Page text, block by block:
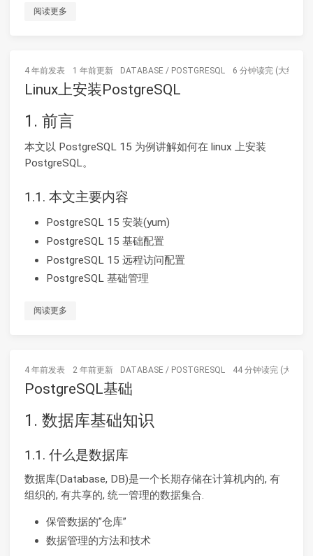
阅读更多
4 年前发表 1 年前更新 DATABASE / POSTGRESQL 6 分钟读完 (大约958
Linux上安装PostgreSQL
1. 前言
本文以 PostgreSQL 15 为例讲解如何在 linux 上安装
PostgreSQL。
1.1. 本文主要内容
PostgreSQL 15 安装(yum)
PostgreSQL 15 基础配置
PostgreSQL 15 远程访问配置
PostgreSQL 基础管理
阅读更多
4 年前发表 2 年前更新 DATABASE / POSTGRESQL 44 分钟读完 (大约
PostgreSQL基础
1. 数据库基础知识
1.1. 什么是数据库
数据库(Database, DB)是一个长期存储在计算机内的, 有
组织的, 有共享的, 统一管理的数据集合.
保管数据的”仓库”
数据管理的方法和技术